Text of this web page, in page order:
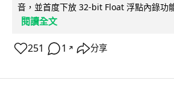
音，並首度下放 32-bit Float 浮點內錄功
閱讀全文
251 1 ↗ 分享